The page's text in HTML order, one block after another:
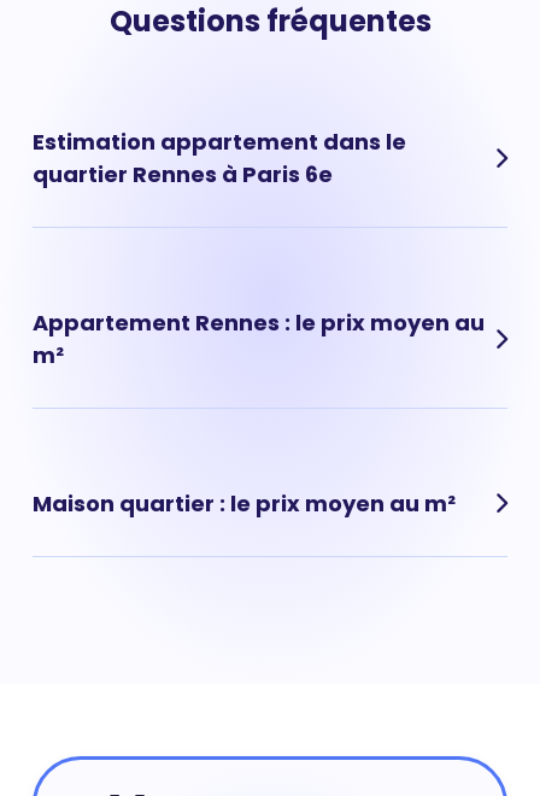
Questions fréquentes
Estimation appartement dans le
quartier Rennes à Paris 6e
Rennes, (Paris 6e). Pour savoir combien vaut
appartement vous pouvez réaliser une estimation en
immobiliers.Estimer mon bien
Appartement Rennes : le prix moyen au
m²
Maison quartier : le prix moyen au m²